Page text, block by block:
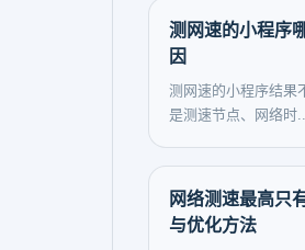
测网速的小程序
因
测网速的小程序结果
是测速节点、网络时
网络测速最高只
与优化方法